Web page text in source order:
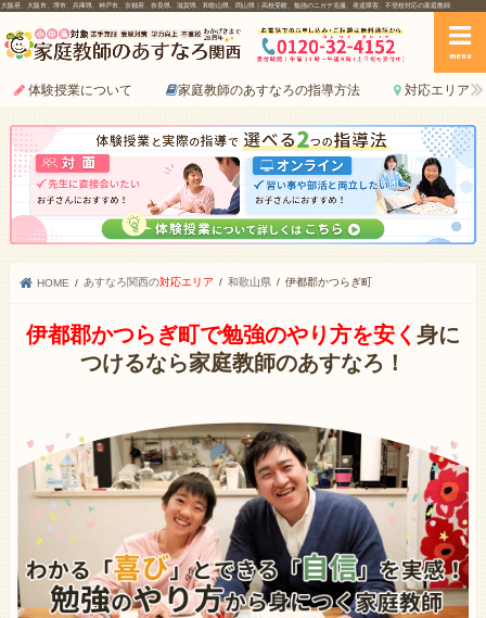
大阪府、大阪市、堺市、兵庫県、神戸市、京都府、奈良県、滋賀県、和歌山県、岡山県｜高校受験、勉強のニガテ克服、発達障害、不登校対応の家庭教師
menu
体験授業について 家庭教師のあすなろの指導方法 対応エリア
HOME あすなろ関西の対応エリア 和歌山県 伊都郡かつらぎ町
伊都郡かつらぎ町で勉強のやり方を安く 身に
つけるなら家庭教師のあすなろ！